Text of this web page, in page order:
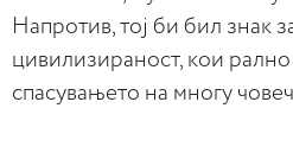
Напротив, тој би бил знак
цивилизираност, кои
спасувањето на многу